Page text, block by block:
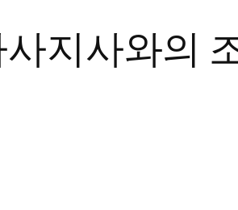
지사와의